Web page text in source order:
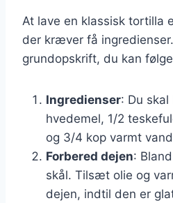
At lave en klassisk tortilla
der kræver få
grundopskrift, du kan
Ingredienser: Du
hvedemel, 1/2
og 3/4 kop varmt
Forbered dejen:
skål. Tilsæt olie og
dejen, indtil den er